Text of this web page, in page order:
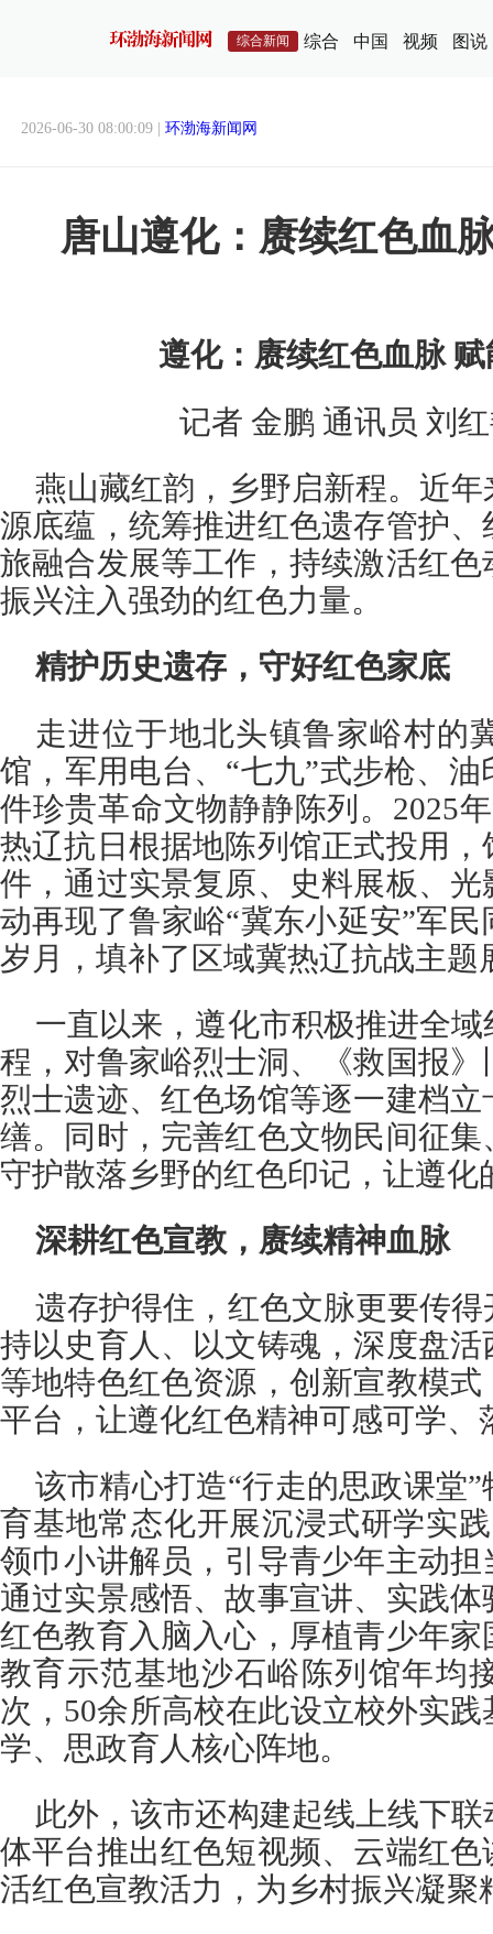
综合新闻 综合 中国 视频 图说
2026-06-30 08:00:09 | 环渤海新闻网
唐山遵化：赓续红色血
遵化：赓续红色血脉
记者 金鹏 通讯员 刘
燕山藏红韵，乡野启新程。近
源底蕴，统筹推进红色遗存管护
旅融合发展等工作，持续激活红
振兴注入强劲的红色力量。
精护历史遗存，守好红色家底
走进位于地北头镇鲁家峪村的
馆，军用电台、“七九”式步枪、
件珍贵革命文物静静陈列。2025
热辽抗日根据地陈列馆正式投用
件，通过实景复原、史料展板、
动再现了鲁家峪“冀东小延安”军
岁月，填补了区域冀热辽抗战主题
一直以来，遵化市积极推进全
程，对鲁家峪烈士洞、《救国报
烈士遗迹、红色场馆等逐一建档
缮。同时，完善红色文物民间征
守护散落乡野的红色印记，让遵
深耕红色宣教，赓续精神血脉
遗存护得住，红色文脉更要传
持以史育人、以文铸魂，深度盘
等地特色红色资源，创新宣教模
平台，让遵化红色精神可感可学、
该市精心打造“行走的思政课堂
育基地常态化开展沉浸式研学实
领巾小讲解员，引导青少年主动
通过实景感悟、故事宣讲、实践
红色教育入脑入心，厚植青少年
教育示范基地沙石峪陈列馆年均
次，50余所高校在此设立校外实
学、思政育人核心阵地。
此外，该市还构建起线上线下
体平台推出红色短视频、云端红
活红色宣教活力，为乡村振兴凝聚